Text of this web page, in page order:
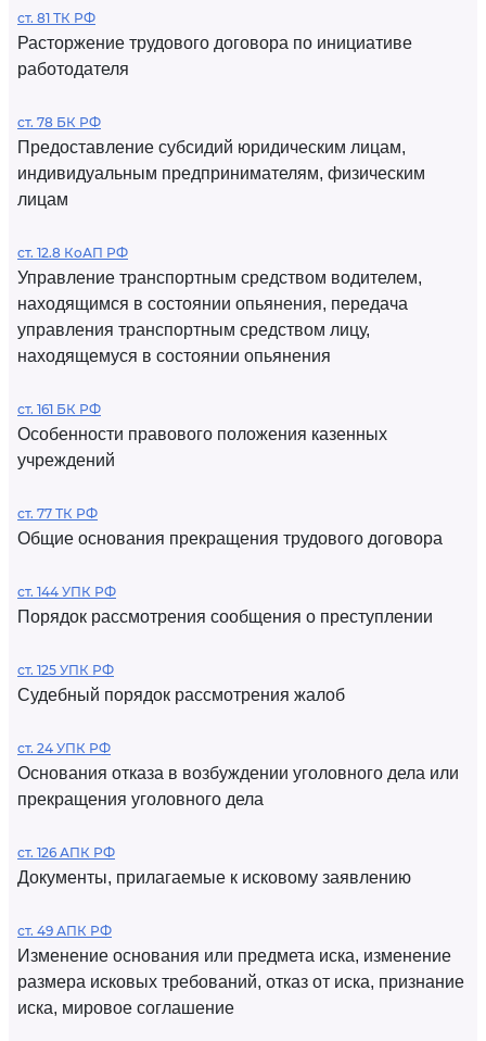
ст. 81 ТК РФ
Расторжение трудового договора по инициативе
работодателя
ст. 78 БК РФ
Предоставление субсидий юридическим лицам,
индивидуальным предпринимателям, физическим
лицам
ст. 12.8 КоАП РФ
Управление транспортным средством водителем,
находящимся в состоянии опьянения, передача
управления транспортным средством лицу,
находящемуся в состоянии опьянения
ст. 161 БК РФ
Особенности правового положения казенных
учреждений
ст. 77 ТК РФ
Общие основания прекращения трудового договора
ст. 144 УПК РФ
Порядок рассмотрения сообщения о преступлении
ст. 125 УПК РФ
Судебный порядок рассмотрения жалоб
ст. 24 УПК РФ
Основания отказа в возбуждении уголовного дела или
прекращения уголовного дела
ст. 126 АПК РФ
Документы, прилагаемые к исковому заявлению
ст. 49 АПК РФ
Изменение основания или предмета иска, изменение
размера исковых требований, отказ от иска, признание
иска, мировое соглашение